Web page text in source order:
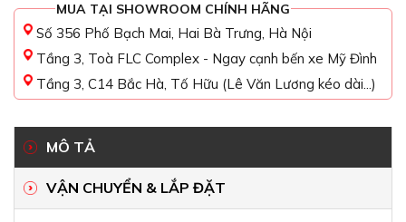
MUA TẠI SHOWROOM CHÍNH HÃNG
Số 356 Phố Bạch Mai, Hai Bà Trưng, Hà Nội
Tầng 3, Toà FLC Complex - Ngay cạnh bến xe Mỹ Đình
Tầng 3, C14 Bắc Hà, Tố Hữu (Lê Văn Lương kéo dài...)
MÔ TẢ
VẬN CHUYỂN & LẮP ĐẶT